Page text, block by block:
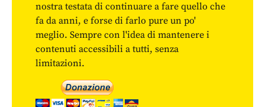
nostra testata di continuare a fare quello che
fa da anni, e forse di farlo pure un po'
meglio. Sempre con l'idea di mantenere i
contenuti accessibili a tutti, senza
limitazioni.